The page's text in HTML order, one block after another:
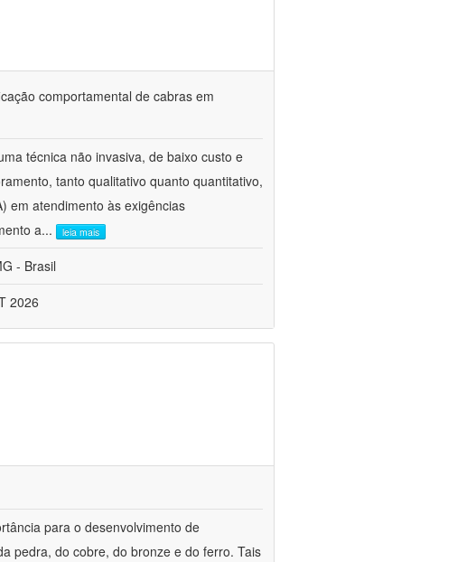
comportamental de cabras em
técnica não invasiva, de baixo custo e
tanto qualitativo quanto quantitativo,
em atendimento às exigências
a... leia mais
- Brasil
2026
para o desenvolvimento de
pedra, do cobre, do bronze e do ferro. Tais